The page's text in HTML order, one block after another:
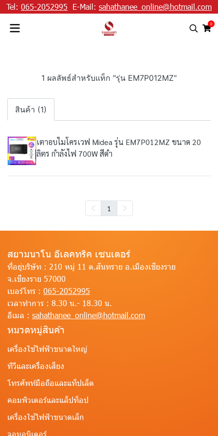
Tel: 065-2052995 E-Mail: sahathanee_online@hotmail.com
0
1 ผลลัพธ์สำหรับแท็ก "รุ่น EM7P012MZ"
สินค้า (1)
เตาอบไมโครเวฟ Midea รุ่น EM7P012MZ ขนาด 20
ลิตร กำลังไฟ 700W สีดำ
1
สยามนาโน อีเลคทริค เซนเตอร์
ที่อยู่บริษัท : 210 หมู่ 11 ต.สันทราย อ.เมืองเชียงราย
จ.เชียงราย 57000
เบอร์โทร : 065-2052995
เวลาทำการ : 8.30 น.- 18.30 น.
อีเมล : sahathanee_online@hotmail.com
หมวดหมู่สินค้า
เครื่องใช้ไฟฟ้าขนาดใหญ่
ทีวีและเครื่องเสียง
โทรศัพท์มือถือและแท็ปเล็ต
คอมพิวเตอร์และแล็ปท็อป
เครื่องใช้ไฟฟ้าขนาดเล็ก
จอมอนิเตอร์